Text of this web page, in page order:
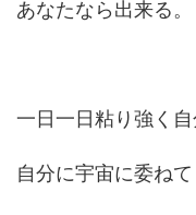
あなたなら出来る。
一日一日粘り強く自
自分に宇宙に委ねて